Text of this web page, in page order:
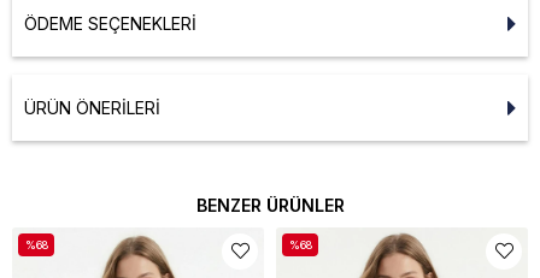
ÖDEME SEÇENEKLERI
ÜRÜN ÖNERILERI
BENZER ÜRÜNLER
%68 %68